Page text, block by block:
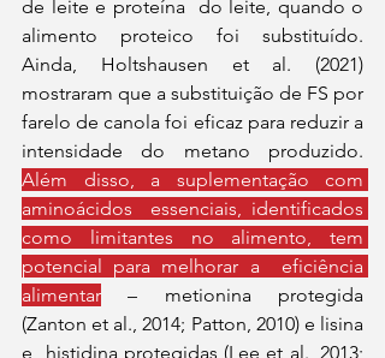
de leite e proteína  do leite, quando o
alimento proteico foi substituído.
Ainda, Holtshausen et al. (2021)
mostraram que a substituição de FS por
farelo de canola foi eficaz para reduzir a
Além disso, a suplementação com
aminoácidos  essenciais, identificados
como limitantes no alimento, tem
potencial para melhorar a  eficiência
alimentar – metionina protegida
(Zanton et al., 2014; Patton, 2010) e lisina
e  histidina protegidas (Lee et al., 2013;